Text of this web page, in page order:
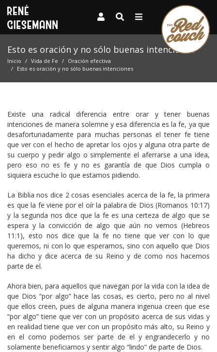
Esto es oración y no sólo buenas intenciones
Inicio Vida de Fe
Oración efectiva
Esto es oración y no sólo buenas intenciones
Existe una radical diferencia entre orar y tener buenas
intenciones de manera solemne y esa diferencia es la fe, ya que
desafortunadamente para muchas personas el tener fe tiene
que ver con el hecho de apretar los ojos y alguna otra parte de
su cuerpo y pedir algo o simplemente el aferrarse a una idea,
pero eso no es fe y no es garantía de que Dios cumpla o
siquiera escuche lo que estamos pidiendo.
La Biblia nos dice 2 cosas esenciales acerca de la fe, la primera
es que la fe viene por el oír la palabra de Dios (Romanos 10:17)
y la segunda nos dice que la fe es una certeza de algo que se
espera y la convicción de algo que aún no vemos (Hebreos
11:1), esto nos dice que la fe no tiene que ver con lo que
queremos, ni con lo que esperamos, sino con aquello que Dios
ha dicho y dice acerca de su Reino y de como nos hacemos
parte de el.
Ahora bien, para aquellos que navegan por la vida con la idea de
que Dios “por algo” hace las cosas, es cierto, pero no al nivel
que ellos creen, pues de alguna manera ingenua creen que ese
“por algo” tiene que ver con un propósito acerca de sus vidas y
en realidad tiene que ver con un propósito más alto, su Reino y
en el como podemos ser parte de el y engrandecerlo y no
solamente beneficiarnos y sentir algo “lindo” de parte de Dios.